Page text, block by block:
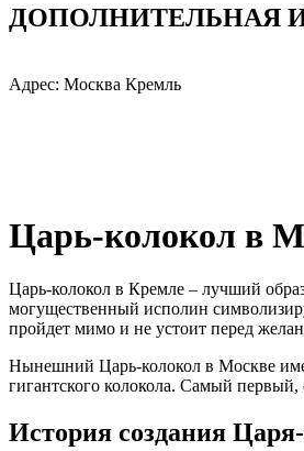
ДОПОЛНИТЕЛЬНАЯ
Адрес: Москва Кремль
Царь-колокол в
Царь-колокол в Кремле – лучший
могущественный исполин
пройдет мимо и не устоит перед
Нынешний Царь-колокол в Москве
гигантского колокола. Самый
История создания